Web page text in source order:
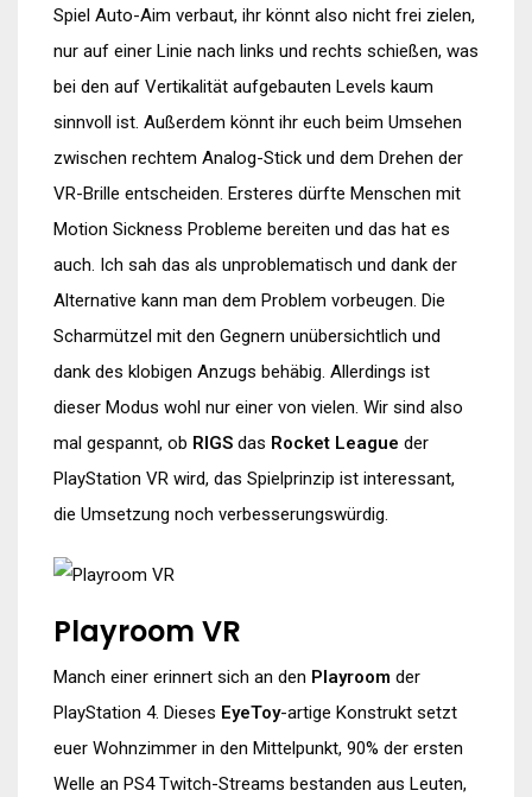
Spiel Auto-Aim verbaut, ihr könnt also nicht frei zielen,
nur auf einer Linie nach links und rechts schießen, was
bei den auf Vertikalität aufgebauten Levels kaum
sinnvoll ist. Außerdem könnt ihr euch beim Umsehen
zwischen rechtem Analog-Stick und dem Drehen der
VR-Brille entscheiden. Ersteres dürfte Menschen mit
Motion Sickness Probleme bereiten und das hat es
auch. Ich sah das als unproblematisch und dank der
Alternative kann man dem Problem vorbeugen. Die
Scharmützel mit den Gegnern unübersichtlich und
dank des klobigen Anzugs behäbig. Allerdings ist
dieser Modus wohl nur einer von vielen. Wir sind also
mal gespannt, ob RIGS das Rocket League der
PlayStation VR wird, das Spielprinzip ist interessant,
die Umsetzung noch verbesserungswürdig.
Playroom VR
Manch einer erinnert sich an den Playroom der
PlayStation 4. Dieses EyeToy-artige Konstrukt setzt
euer Wohnzimmer in den Mittelpunkt, 90% der ersten
Welle an PS4 Twitch-Streams bestanden aus Leuten,